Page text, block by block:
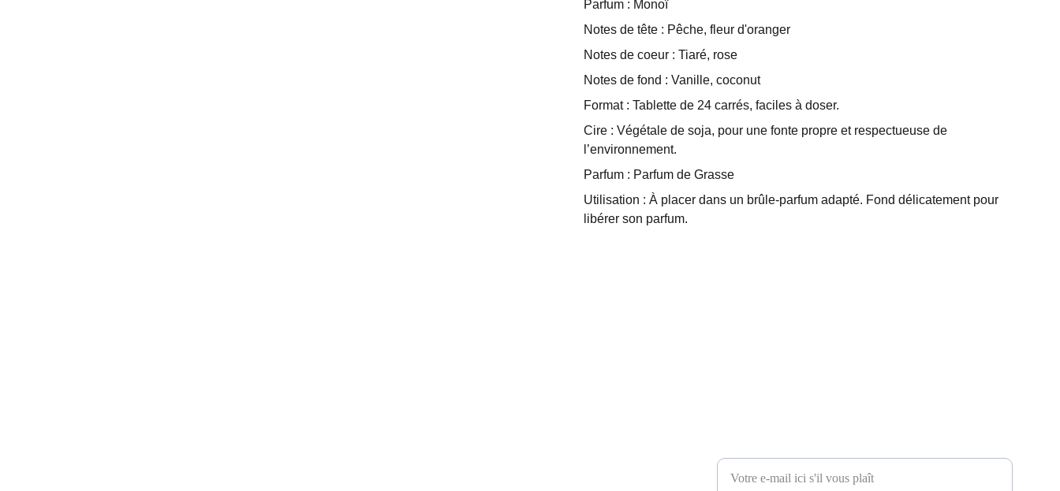
Parfum : Monoï
Notes de tête : Pêche, fleur d'oranger
Notes de coeur : Tiaré, rose
Notes de fond : Vanille, coconut
Format : Tablette de 24 carrés, faciles à doser.
Cire : Végétale de soja, pour une fonte propre et respectueuse de
l’environnement.
Parfum : Parfum de Grasse
Utilisation : À placer dans un brûle-parfum adapté. Fond délicatement pour
libérer son parfum.